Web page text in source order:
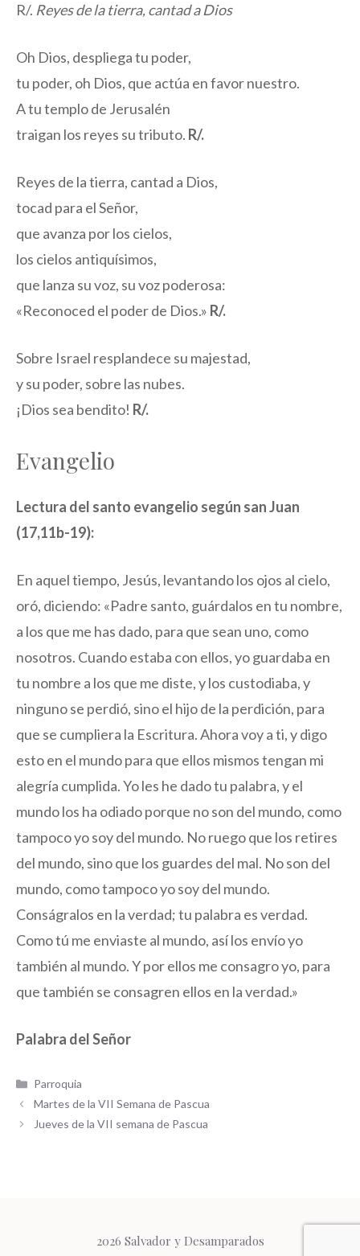
R/. Reyes de la tierra, cantad a Dios
Oh Dios, despliega tu poder,
tu poder, oh Dios, que actúa en favor nuestro.
A tu templo de Jerusalén
traigan los reyes su tributo. R/.
Reyes de la tierra, cantad a Dios,
tocad para el Señor,
que avanza por los cielos,
los cielos antiquísimos,
que lanza su voz, su voz poderosa:
«Reconoced el poder de Dios.» R/.
Sobre Israel resplandece su majestad,
y su poder, sobre las nubes.
¡Dios sea bendito! R/.
Evangelio
Lectura del santo evangelio según san Juan
(17,11b-19):
En aquel tiempo, Jesús, levantando los ojos al cielo,
oró, diciendo: «Padre santo, guárdalos en tu nombre,
a los que me has dado, para que sean uno, como
nosotros. Cuando estaba con ellos, yo guardaba en
tu nombre a los que me diste, y los custodiaba, y
ninguno se perdió, sino el hijo de la perdición, para
que se cumpliera la Escritura. Ahora voy a ti, y digo
esto en el mundo para que ellos mismos tengan mi
alegría cumplida. Yo les he dado tu palabra, y el
mundo los ha odiado porque no son del mundo, como
tampoco yo soy del mundo. No ruego que los retires
del mundo, sino que los guardes del mal. No son del
mundo, como tampoco yo soy del mundo.
Conságralos en la verdad; tu palabra es verdad.
Como tú me enviaste al mundo, así los envío yo
también al mundo. Y por ellos me consagro yo, para
que también se consagren ellos en la verdad.»
Palabra del Señor
Categorías
Parroquia
Martes de la VII Semana de Pascua
Jueves de la VII semana de Pascua
2026 Salvador y Desamparados